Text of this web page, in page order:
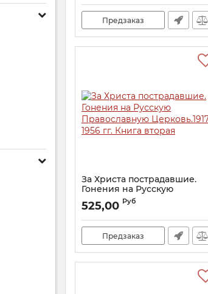
Предзаказ
За Христа пострадавшие.
Гонения на Русскую
Православную Церковь.1917-
1956 гг. Книга вторая
Артикул: 20551
525,00 Руб
Предзаказ